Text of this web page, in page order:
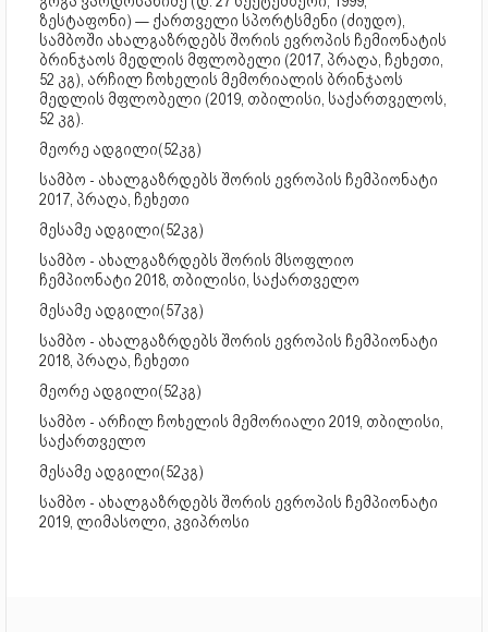
ზესტაფონი) — ქართველი სპორტსმენი (ძიუდო),
სამბოში ახალგაზრდებს შორის ევროპის ჩემიონატის
ბრინჯაოს მედლის მფლობელი (2017, პრაღა, ჩეხეთი,
52 კგ), არჩილ ჩოხელის მემორიალის ბრინჯაოს
მედლის მფლობელი (2019, თბილისი, საქართველოს,
52 კგ).
მეორე ადგილი(52კგ)
სამბო - ახალგაზრდებს შორის ევროპის ჩემპიონატი
2017, პრაღა, ჩეხეთი
მესამე ადგილი(52კგ)
სამბო - ახალგაზრდებს შორის მსოფლიო
ჩემპიონატი 2018, თბილისი, საქართველო
მესამე ადგილი(57კგ)
სამბო - ახალგაზრდებს შორის ევროპის ჩემპიონატი
2018, პრაღა, ჩეხეთი
მეორე ადგილი(52კგ)
სამბო - არჩილ ჩოხელის მემორიალი 2019, თბილისი,
საქართველო
მესამე ადგილი(52კგ)
სამბო - ახალგაზრდებს შორის ევროპის ჩემპიონატი
2019, ლიმასოლი, კვიპროსი